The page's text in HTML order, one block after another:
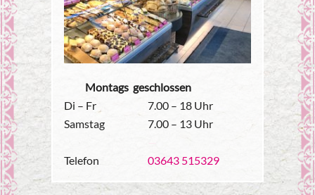
Montags geschlossen
Di – Fr
7.00 – 18 Uhr
Samstag
7.00 – 13 Uhr
Telefon
03643 515329